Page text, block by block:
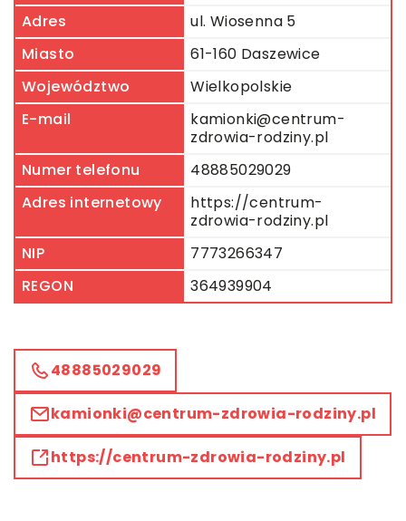
Adres
ul. Wiosenna 5
Miasto
61-160 Daszewice
Województwo
Wielkopolskie
E-mail
kamionki@centrum-
zdrowia-rodziny.pl
Numer telefonu
48885029029
Adres internetowy
https://centrum-
zdrowia-rodziny.pl
NIP
7773266347
REGON
364939904
48885029029
kamionki@centrum-zdrowia-rodziny.pl
https://centrum-zdrowia-rodziny.pl